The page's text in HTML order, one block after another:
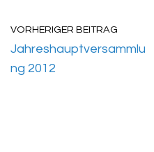
VORHERIGER BEITRAG
Jahreshauptversammlu
ng 2012